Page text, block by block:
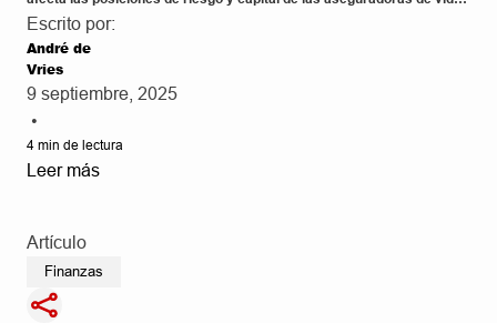
activas en este mercado. Estas están adoptando estrategias de
transferencia de riesgo para gestionar el riesgo y los requisitos de
capital bajo la atenta mirada del regulador neerlandés. Este desarrollo
podría marcar una tendencia para otros mercados europeos.
Escrito por:
André de
Vries
9 septiembre, 2025
•
4 min de lectura
Leer más
Artículo
Finanzas